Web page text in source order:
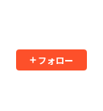
フォロー